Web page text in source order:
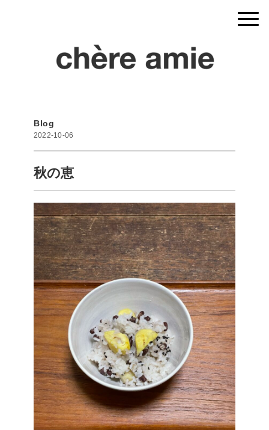
Blog
2022-10-06
秋の恵